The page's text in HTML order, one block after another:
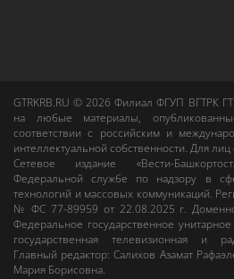
GTRKRB.RU © 2026Филиал ФГУП ВГТРК
на любые материалы,
соответствии с российским и
интеллектуальной собственности. Для
Сетевое издание «Вести-
Федеральной службе по надзору в
технологий и массовых коммуникаций.
№ ФС 77-89959 от 22.08.2025 г.
Федеральное государственное
государственная телевизионная и
Главный редактор:Салихов Азамат
Мария Борисовна.